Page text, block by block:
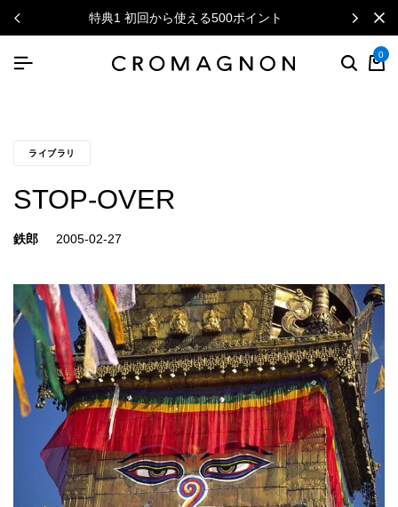
特典1 初回から使える500ポイント
0
ライブラリ
STOP-OVER
鉄郎